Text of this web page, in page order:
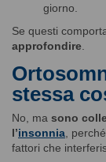
giorno.
Se questi
approfondire
stessa
No, ma sono
l’insonnia ,
fattori che